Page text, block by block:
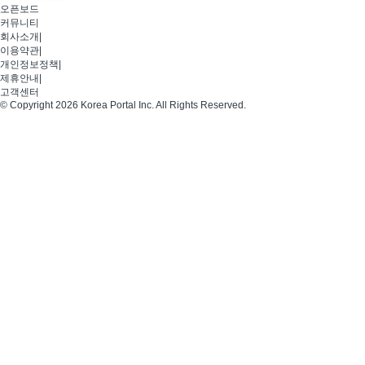
오픈보드
커뮤니티
회사소개
이용약관
개인정보정책
제휴안내
고객센터
© Copyright 2026 Korea Portal Inc. All Rights Reserved.